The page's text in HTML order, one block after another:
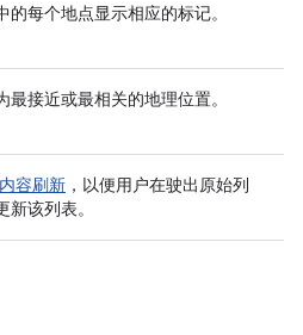
的每个地点显示相应的标记。
最接近或最相关的地理位置。
内容刷新 ，以便用户在驶出原始列
该列表。